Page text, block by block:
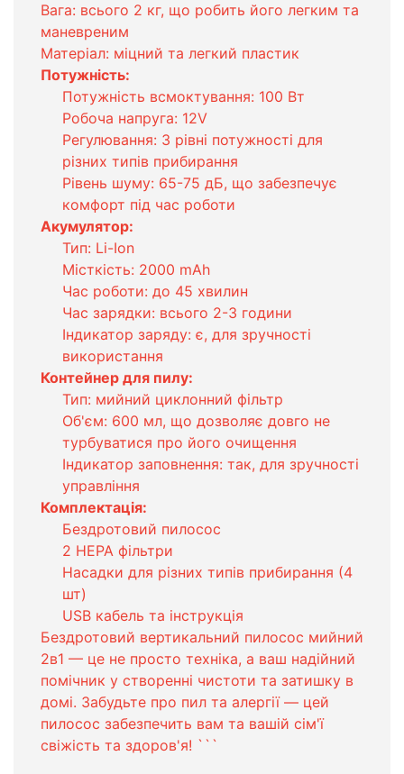
Вага: всього 2 кг, що робить його легким та
маневреним
Матеріал: міцний та легкий пластик
Потужність:
Потужність всмоктування: 100 Вт
Робоча напруга: 12V
Регулювання: 3 рівні потужності для
різних типів прибирання
Рівень шуму: 65-75 дБ, що забезпечує
комфорт під час роботи
Акумулятор:
Тип: Li-Ion
Місткість: 2000 mAh
Час роботи: до 45 хвилин
Час зарядки: всього 2-3 години
Індикатор заряду: є, для зручності
використання
Контейнер для пилу:
Тип: мийний циклонний фільтр
Об'єм: 600 мл, що дозволяє довго не
турбуватися про його очищення
Індикатор заповнення: так, для зручності
управління
Комплектація:
Бездротовий пилосос
2 HEPA фільтри
Насадки для різних типів прибирання (4
шт)
USB кабель та інструкція
Бездротовий вертикальний пилосос мийний
2в1 — це не просто техніка, а ваш надійний
помічник у створенні чистоти та затишку в
домі. Забудьте про пил та алергії — цей
пилосос забезпечить вам та вашій сім'ї
свіжість та здоров'я! ```